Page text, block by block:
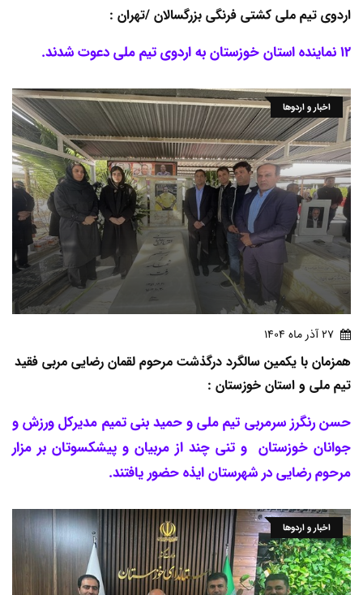
اردوی تیم ملی کشتی فرنگی بزرگسالان /تهران :
12 نماینده استان خوزستان به اردوی تیم ملی دعوت شدند.
اخبار و اردوها
27 آذر ماه 1404
همزمان با یکمین سالگرد درگذشت مرحوم لقمان رضایی مربی فقید
تیم ملی و استان خوزستان :
حسن رنگرز سرمربی تیم ملی و حمید بنی تمیم مدیرکل ورزش و
جوانان خوزستان و تنی چند از مربیان و پیشکسوتان بر مزار
مرحوم رضایی در شهرستان ایذه حضور یافتند.
اخبار و اردوها